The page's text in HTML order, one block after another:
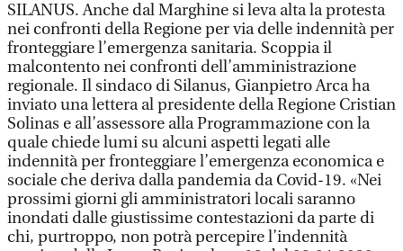
SILANUS. Anche dal Marghine si leva alta la protesta
nei confronti della Regione per via delle indennità per
fronteggiare l’emergenza sanitaria. Scoppia il
malcontento nei confronti dell’amministrazione
regionale. Il sindaco di Silanus, Gianpietro Arca ha
inviato una lettera al presidente della Regione Cristian
Solinas e all’assessore alla Programmazione con la
quale chiede lumi su alcuni aspetti legati alle
indennità per fronteggiare l’emergenza economica e
sociale che deriva dalla pandemia da Covid-19. «Nei
prossimi giorni gli amministratori locali saranno
inondati dalle giustissime contestazioni da parte di
chi, purtroppo, non potrà percepire l’indennità